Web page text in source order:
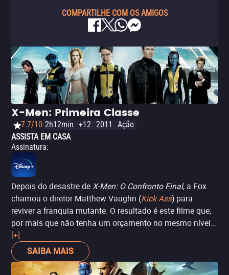
COMPARTILHE COM OS AMIGOS
X-Men: Primeira Classe
7.7/10 2h12min +12 2011
Ação
ASSISTA EM CASA
Assinatura:
Depois do desastre deX-Men: O Confronto Final, a Fox
chamou o diretor Matthew Vaughn (Kick Ass) para
reviver a franquia mutante. O resultado é este filme que,
por mais que não tenha um orçamento no mesmo nível
dos lançamentos anteriores (o que é bem perceptível em
alguns momentos), consegue resgatar a magia dos X-
Men no cinema com um enredo que evoca as bases dos
quadrinhos, incluindo a questão étnica dos anos 1960.
[+]
SAIBA MAIS